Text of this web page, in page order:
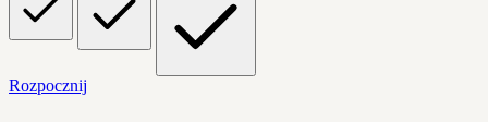
Rozpocznij